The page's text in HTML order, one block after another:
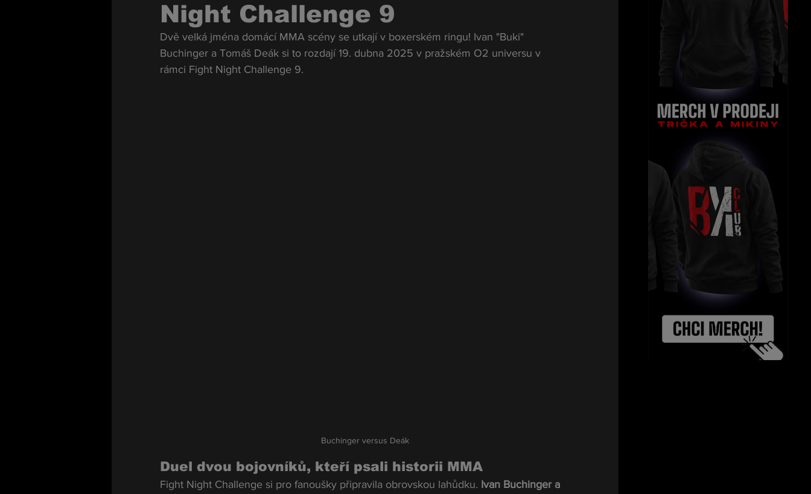
Night Challenge 9
Dvě velká jména domácí MMA scény se utkají v boxerském ringu! Ivan "Buki"
Buchinger a Tomáš Deák si to rozdají 19. dubna 2025 v pražském O2 universu v
rámci Fight Night Challenge 9.
Buchinger versus Deák
Duel dvou bojovníků, kteří psali historii MMA
Fight Night Challenge si pro fanoušky připravila obrovskou lahůdku. Ivan Buchinger a